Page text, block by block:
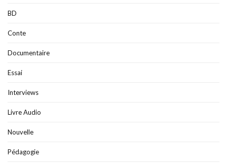
BD
Conte
Documentaire
Essai
Interviews
Livre Audio
Nouvelle
Pédagogie